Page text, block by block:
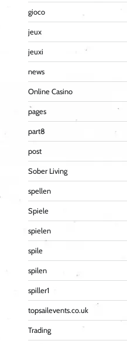
gioco
jeux
jeuxi
news
Online Casino
pages
part8
post
Sober Living
spellen
Spiele
spielen
spile
spilen
spiller1
topsailevents.co.uk
Trading